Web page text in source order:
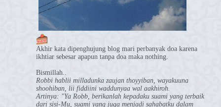
Akhir kata dipenghujung blog mari perbanyak doa karena
ikhtiar sebesar apapun tanpa doa maka nothing.
Bismillah..
Robbi hablii milladunka zaujan thoyyiban, wayakuuna
shoohiban, lii fiddiini waddunyaa wal aakhiroh.
Artinya: "Ya Robb, berikanlah kepadaku suami yang terbaik
dari sisi-Mu, suami yang juga menjadi sahabatku dalam